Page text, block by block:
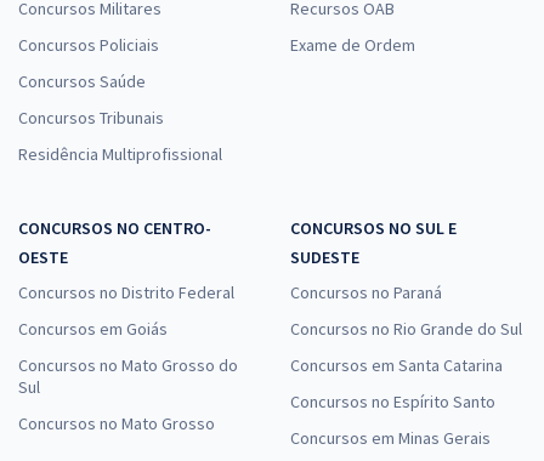
Concursos Militares
Concursos Policiais
Concursos Saúde
Concursos Tribunais
Residência Multiprofissional
Recursos OAB
Exame de Ordem
CONCURSOS NO CENTRO-
OESTE
Concursos no Distrito Federal
Concursos em Goiás
Concursos no Mato Grosso do
Sul
Concursos no Mato Grosso
CONCURSOS NO SUL E
SUDESTE
Concursos no Paraná
Concursos no Rio Grande do Sul
Concursos em Santa Catarina
Concursos no Espírito Santo
Concursos em Minas Gerais